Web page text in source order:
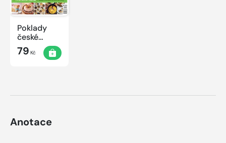
Poklady
české
kuchyně
79 Kč
Anotace